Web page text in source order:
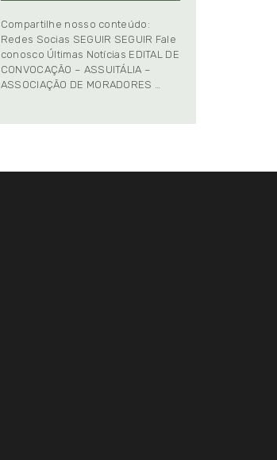
Compartilhe nosso conteúdo:
Redes Socias SEGUIR SEGUIR Fale
conosco Últimas Notícias EDITAL DE
CONVOCAÇÃO – ASSUITÁLIA –
ASSOCIAÇÃO DE MORADORES …